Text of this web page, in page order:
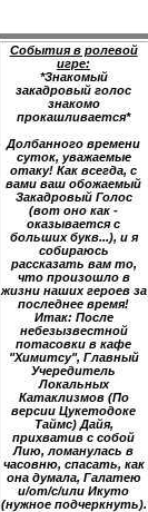
События в ролевой
игре:
*Знакомый
закадровый голос
знакомо
прокашливается*
Долбанного времени
суток, уважаемые
отаку! Как всегда, с
вами ваш обожаемый
Закадровый Голос
(вот оно как -
оказывается с
больших букв...), и я
собираюсь
рассказать вам то,
что произошло в
жизни наших героев за
последнее время!
Итак: После
небезызвестной
потасовки в кафе
"Химитсу", Главный
Учередитель
Локальных
Катаклизмов (По
версии Цукетодоке
Таймс) Дайя,
прихватив с собой
Лию, ломанулась в
часовню, спасать, как
она думала, Галатею
и/от/с/или Икуто
(нужное подчеркнуть).